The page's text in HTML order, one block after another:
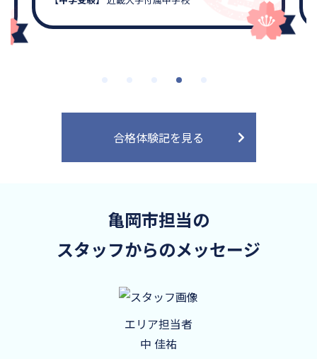
合格体験記を見る
亀岡市担当の
スタッフからのメッセージ
エリア担当者
中 佳祐